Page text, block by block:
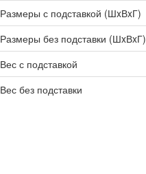
Размеры с подставкой (ШxВxГ)
Размеры без подставки (ШxВxГ)
Вес с подставкой
Вес без подставки